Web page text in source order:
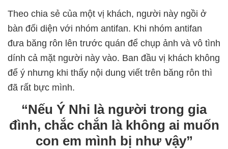
Theo chia sẻ của một vị khách, người này ngồi ở
bàn đối diện với nhóm antifan. Khi nhóm antifan
đưa băng rôn lên trước quán để chụp ảnh và vô tình
dính cả mặt người này vào. Ban đầu vị khách không
để ý nhưng khi thấy nội dung viết trên băng rôn thì
đã rất bực mình.
“Nếu Ý Nhi là người trong gia
đình, chắc chắn là không ai muốn
con em mình bị như vậy”